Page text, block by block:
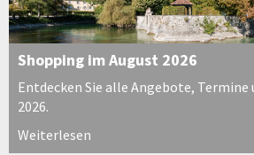
Shopping im August 2026
Entdecken Sie alle Angebote,
2026.
Weiterlesen